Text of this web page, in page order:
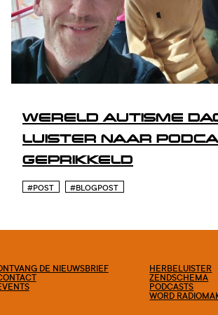
WERELD AUTISME
LUISTER NAAR
GEPRIKKELD
#POST #BLOGPOST
DE NIEUWSBRIEF HERBELUISTER
ZENDSCHEMA
PODCASTS
WORD